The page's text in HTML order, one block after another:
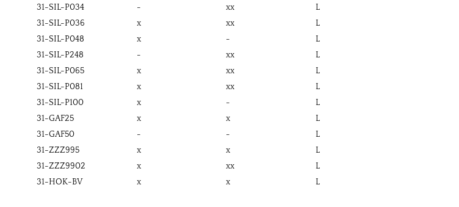
31-SIL-P034
31-SIL-P036
31-SIL-P048
31-SIL-P248
31-SIL-P065
31-SIL-P081
31-SIL-P100
31-GAF25
31-GAF50
31-ZZZ995
31-ZZZ9902
31-HOK-BV
-
x
x
-
x
x
x
x
-
x
x
x
xx
xx
-
xx
xx
xx
-
x
-
x
xx
x
L
L
L
L
L
L
L
L
L
L
L
L